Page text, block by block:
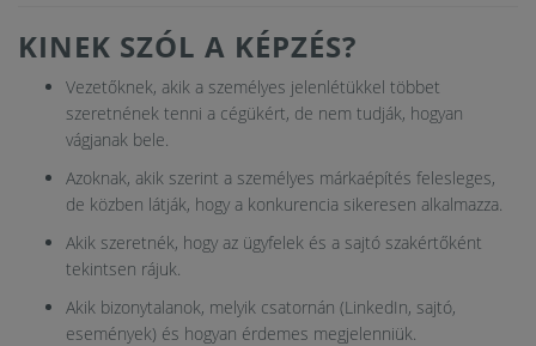
KINEK SZÓL A KÉPZÉS?
Vezetőknek, akik a személyes jelenlétükkel többet
szeretnének tenni a cégükért, de nem tudják, hogyan
vágjanak bele.
Azoknak, akik szerint a személyes márkaépítés felesleges,
de közben látják, hogy a konkurencia sikeresen alkalmazza.
Akik szeretnék, hogy az ügyfelek és a sajtó szakértőként
tekintsen rájuk.
Akik bizonytalanok, melyik csatornán (LinkedIn, sajtó,
események) és hogyan érdemes megjelenniük.